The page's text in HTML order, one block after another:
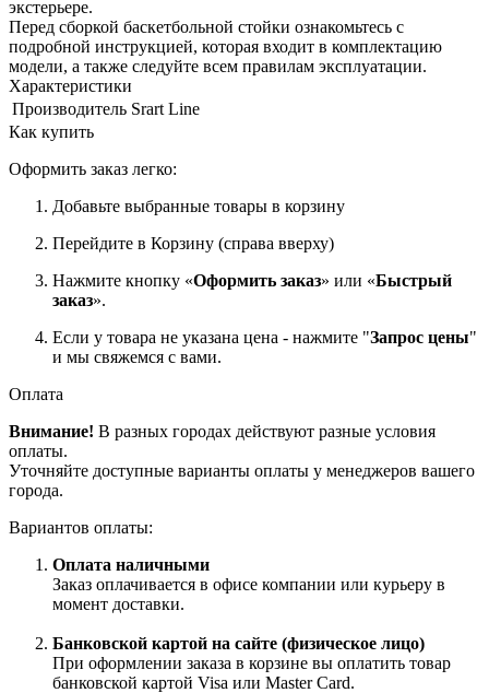
экстерьере.
Перед сборкой баскетбольной стойки ознакомьтесь с
подробной инструкцией, которая входит в комплектацию
модели, а также следуйте всем правилам эксплуатации.
Характеристики
Производитель Srart Line
Как купить
Оформить заказ легко:
Добавьте выбранные товары в корзину
Перейдите в Корзину (справа вверху)
Нажмите кнопку «Оформить заказ» или «Быстрый
заказ».
Если у товара не указана цена - нажмите "Запрос цены"
и мы свяжемся с вами.
Оплата
Внимание! В разных городах действуют разные условия
оплаты.
Уточняйте доступные варианты оплаты у менеджеров вашего
города.
Вариантов оплаты:
Оплата наличными
Заказ оплачивается в офисе компании или курьеру в
момент доставки.
Банковской картой на сайте (физическое лицо)
При оформлении заказа в корзине вы оплатить товар
банковской картой Visa или Master Card.